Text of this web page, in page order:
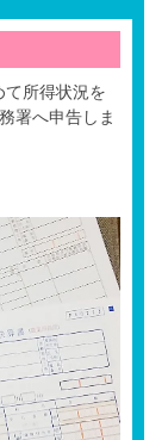
所得状況を
署へ申告しま